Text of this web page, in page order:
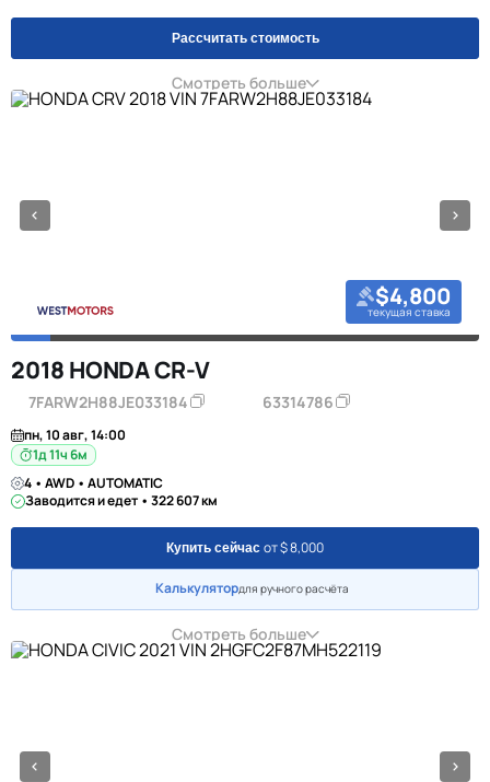
Рассчитать стоимость
Смотреть больше
$4,800
текущая ставка
2018 HONDA CR-V
7FARW2H88JE033184 63314786
пн, 10 авг, 14:00
1д 11ч 6м
4 • AWD • AUTOMATIC
Заводится и едет • 322 607 км
Купить сейчас от $ 8,000
Калькулятордля ручного расчёта
Смотреть больше